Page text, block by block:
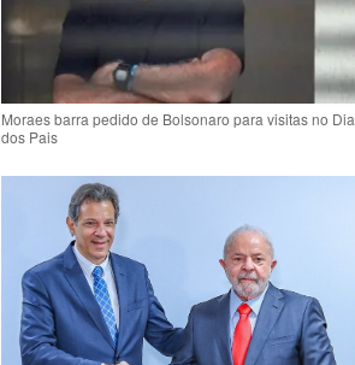
Moraes barra pedido de Bolsonaro para visitas no Dia
dos Pais